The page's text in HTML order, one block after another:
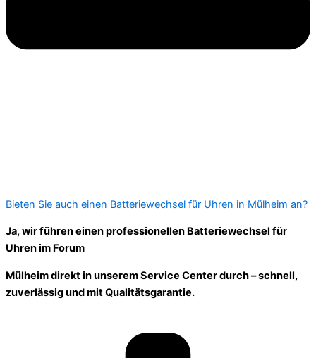
Bieten Sie auch einen Batteriewechsel für Uhren in Mülheim an?
Ja, wir führen einen professionellen Batteriewechsel für
Uhren im Forum
Mülheim direkt in unserem Service Center durch – schnell,
zuverlässig und mit Qualitätsgarantie.